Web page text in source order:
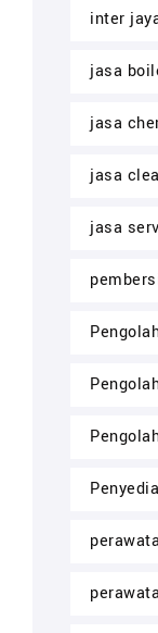
inter
jasa
jasa
jasa
jasa